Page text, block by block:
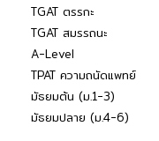
TGAT ตรรกะ
TGAT สมรรถนะ
A-Level
TPAT ความถนัดแพทย์
มัธยมต้น (ม.1-3)
มัธยมปลาย (ม.4-6)